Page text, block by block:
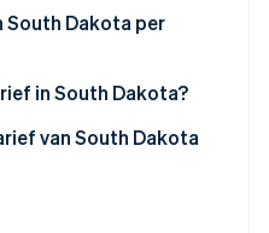
South Dakota per
in South Dakota?
van South Dakota